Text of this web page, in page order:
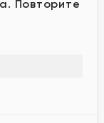
Повторите